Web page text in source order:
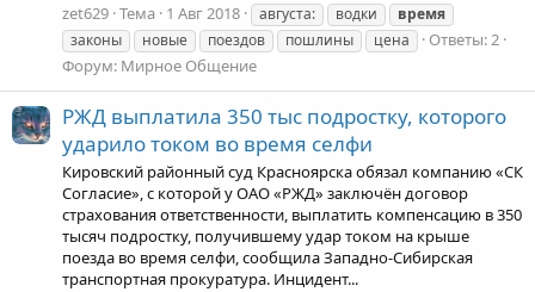
zet629 Тема 1 Авг 2018 августа: водки
время
законы
новые поездов пошлины цена
Ответы: 2
Форум: Мирное Общение
РЖД выплатила 350 тыс подростку, которого
ударило током во время селфи
Кировский районный суд Красноярска обязал компанию «СК
Согласие», с которой у ОАО «РЖД» заключён договор
страхования ответственности, выплатить компенсацию в 350
тысяч подростку, получившему удар током на крыше
поезда во время селфи, сообщила Западно-Сибирская
транспортная прокуратура. Инцидент...